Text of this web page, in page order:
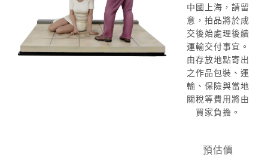
中國上海，請留
意，拍品將於成
交後始處理後續
運輸交付事宜。
由存放地點寄出
之作品包裝、運
輸、保險與當地
關稅等費用將由
買家負擔。
預估價